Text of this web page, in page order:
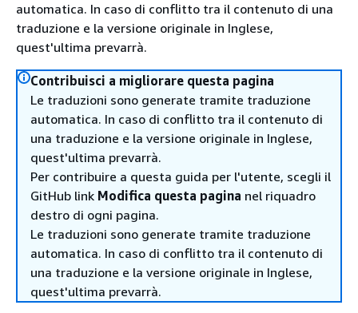
automatica. In caso di conflitto tra il contenuto di una
traduzione e la versione originale in Inglese,
quest'ultima prevarrà.
Contribuisci a migliorare questa pagina
Le traduzioni sono generate tramite traduzione
automatica. In caso di conflitto tra il contenuto di
una traduzione e la versione originale in Inglese,
quest'ultima prevarrà.
Per contribuire a questa guida per l'utente, scegli il
GitHub link Modifica questa pagina nel riquadro
destro di ogni pagina.
Le traduzioni sono generate tramite traduzione
automatica. In caso di conflitto tra il contenuto di
una traduzione e la versione originale in Inglese,
quest'ultima prevarrà.